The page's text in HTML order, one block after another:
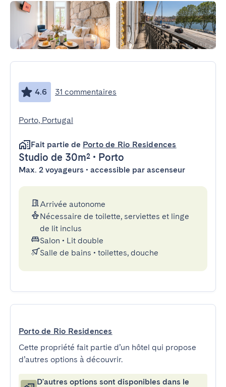
4.6 31 commentaires
Porto, Portugal
Fait partie de Porto de Rio Residences
Studio de 30m² • Porto
Max. 2 voyageurs • accessible par ascenseur
Arrivée autonome
Nécessaire de toilette, serviettes et linge
de lit inclus
Salon • Lit double
Salle de bains • toilettes, douche
Porto de Rio Residences
Cette propriété fait partie d’un hôtel qui propose
d’autres options à découvrir.
D'autres options sont disponibles dans le